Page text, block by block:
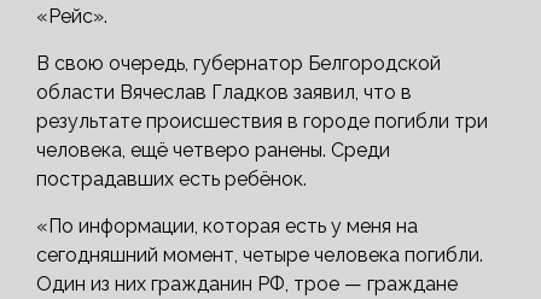
«Рейс».
В свою очередь, губернатор Белгородской
области Вячеслав Гладков заявил, что в
результате происшествия в городе погибли три
человека, ещё четверо ранены. Среди
пострадавших есть ребёнок.
«По информации, которая есть у меня на
сегодняшний момент, четыре человека погибли.
Один из них гражданин РФ, трое — граждане